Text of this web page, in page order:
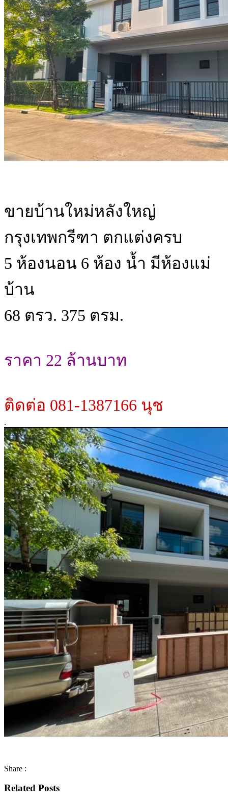
ขายบ้านใหม่หลังใหญ่
กรุงเทพกรีฑา ตกแต่งครบ
5 ห้องนอน 6 ห้อง น้ำ มีห้องแม่
บ้าน
68 ตรว. 375 ตรม.
ราคา 22 ล้านบาท
ติดต่อ 081-1387166 นุช
.
Share :
Related Posts